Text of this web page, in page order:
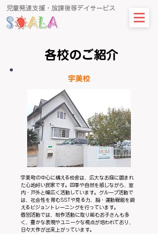
​児童発達支援・放課後等デイサービス
​各校のご紹介
​宇美校
宇美町の中心に構える校舎は、広大なお庭に囲まれ
た心地好い民家です。四季や自然を感じながら、室
内・戸外と幅広く活動しています。グループ活動で
は、社会性を育むSSTや見る力、脳・運動機能を鍛
えるビジョントレーニングを行っています。
個別活動では、制作活動に取り組むお子さんも多
く、豊かな表現やユニークな視点が培われており、
日々大作が出来上がっています。